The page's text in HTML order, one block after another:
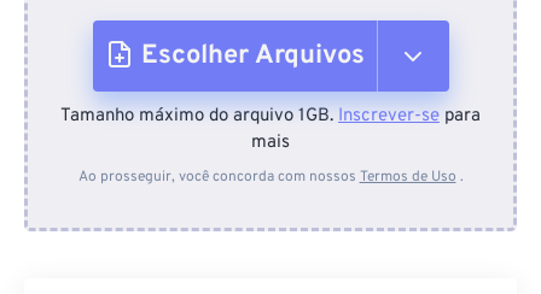
Escolher Arquivos
Do dispositivo
Tamanho máximo do arquivo 1GB. Inscrever-se para
mais
Ao prosseguir, você concorda com nossos Termos de Uso .